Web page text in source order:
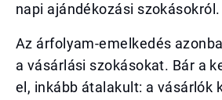
napi ajándékozási szokásokról.
Az árfolyam-emelkedés
a vásárlási szokásokat. Bár a
el, inkább átalakult: a vásárlók